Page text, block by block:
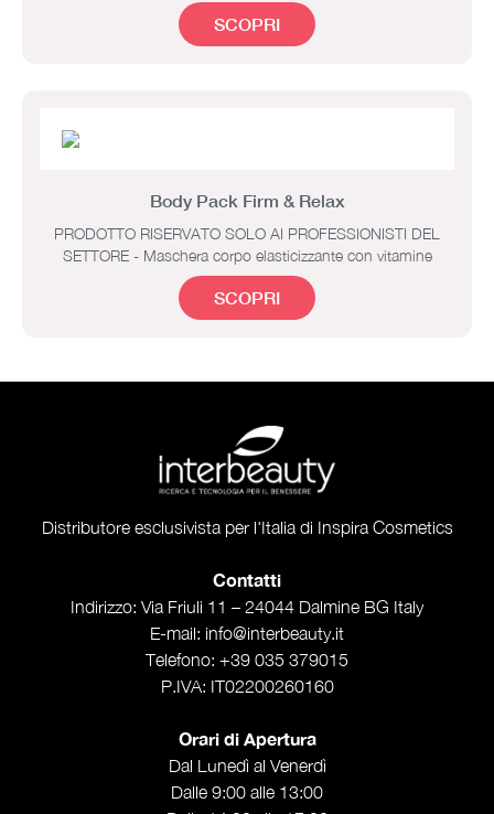
SCOPRI
Body Pack Firm & Relax
PRODOTTO RISERVATO SOLO AI PROFESSIONISTI DEL
SETTORE - Maschera corpo elasticizzante con vitamine
SCOPRI
Distributore esclusivista per l'Italia di Inspira Cosmetics
Contatti
Indirizzo: Via Friuli 11 – 24044 Dalmine BG Italy
E-mail: info@interbeauty.it
Telefono: +39 035 379015
P.IVA: IT02200260160
Orari di Apertura
Dal Lunedì al Venerdì
Dalle 9:00 alle 13:00